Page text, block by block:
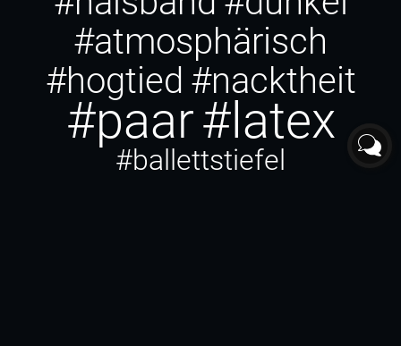
#atmosphärisch
#hogtied #nacktheit
#paar#latex
#ballettstiefel